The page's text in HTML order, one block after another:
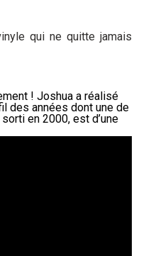
qui ne quitte jamais
! Joshua a réalisé
des années dont une de
sorti en 2000, est d’une